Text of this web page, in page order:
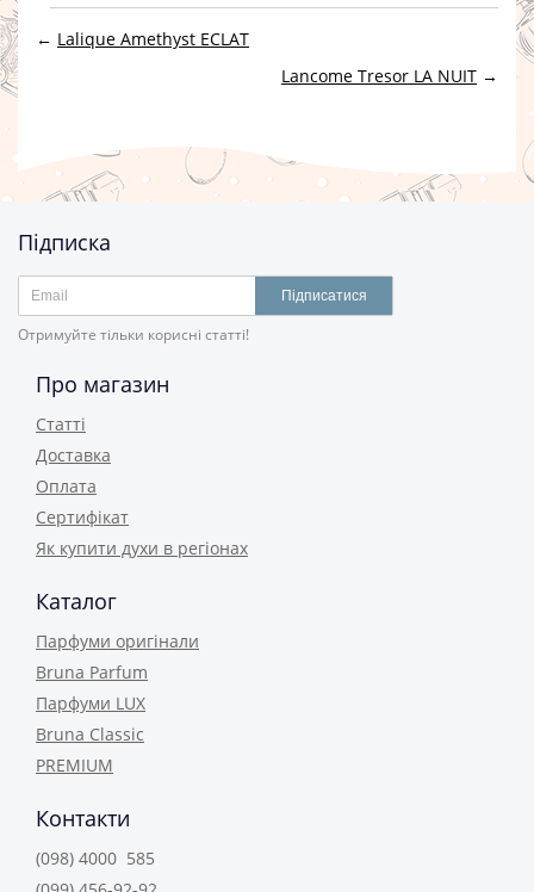
← Lalique Amethyst ECLAT
Lancome Tresor LA NUIT →
Підписка
Підписатися
Отримуйте тільки корисні статті!
Про магазин
Статті
Доставка
Оплата
Сертифікат
Як купити духи в регіонах
Каталог
Парфуми оригінали
Bruna Parfum
Парфуми LUX
Bruna Classic
PREMIUM
Контакти
(098) 4000 585